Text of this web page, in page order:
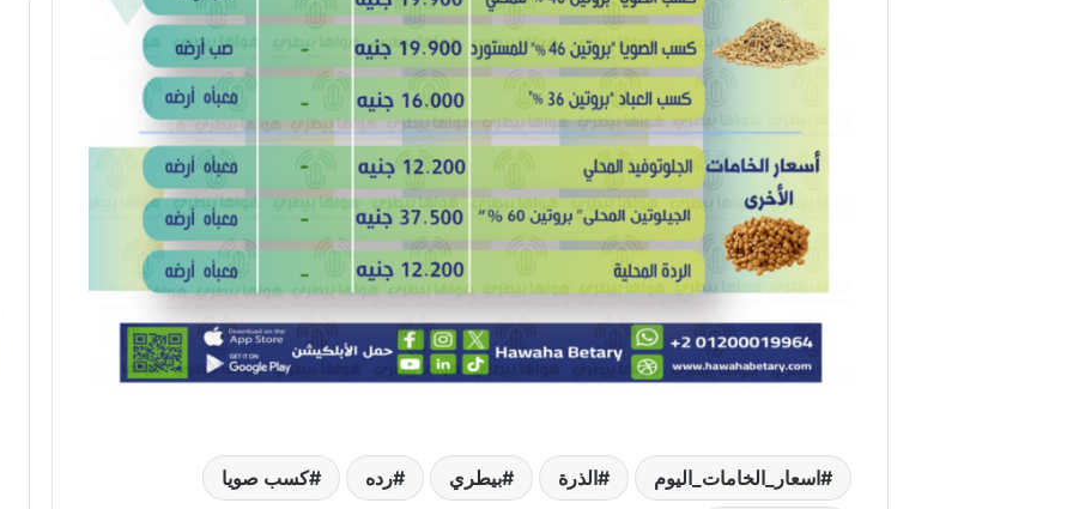
اسعار_الخامات_اليوم الذرة بيطري رده كسب صويا